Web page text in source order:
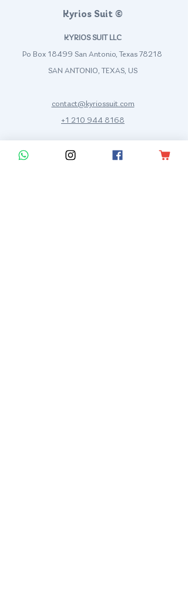
Kyrios Suit ©
KYRIOS SUIT LLC
Po Box 18499 San Antonio, Texas 78218
SAN ANTONIO, TEXAS, US
contact@kyriossuit.com
+1 210 944 8168